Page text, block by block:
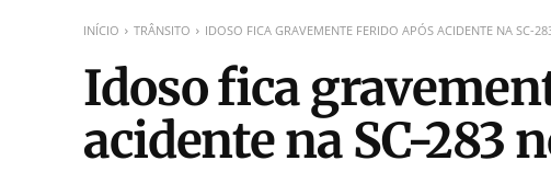
INÍCIO TRÂNSITO IDOSO FICA GRAVEMENTE FERIDO APÓS ACIDENTE NA SC-
Idoso fica
acidente na SC-283